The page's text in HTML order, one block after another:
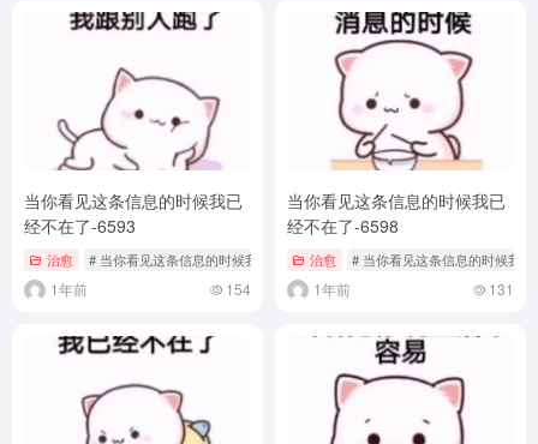
当你看见这条信息的时候我已
经不在了-6593
治愈 # 当你看见这条信息的时候我已经不在了
1年前 154
当你看见这条信息的时候我已
经不在了-6598
治愈 # 当你看见这条信息的时候我
1年前 131